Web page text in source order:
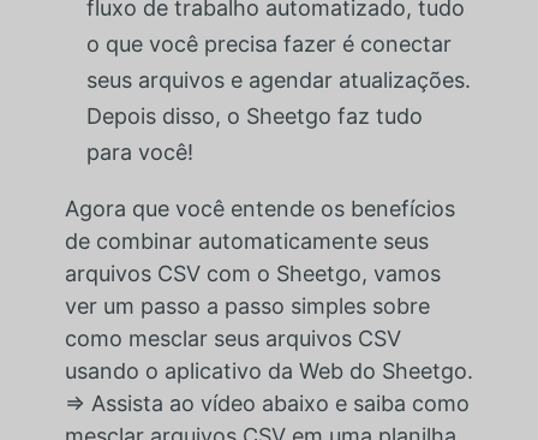
fluxo de trabalho automatizado, tudo
o que você precisa fazer é conectar
seus arquivos e agendar atualizações.
Depois disso, o Sheetgo faz tudo
para você!
Agora que você entende os benefícios
de combinar automaticamente seus
arquivos CSV com o Sheetgo, vamos
ver um passo a passo simples sobre
como mesclar seus arquivos CSV
usando o aplicativo da Web do Sheetgo.
⇒ Assista ao vídeo abaixo e saiba como